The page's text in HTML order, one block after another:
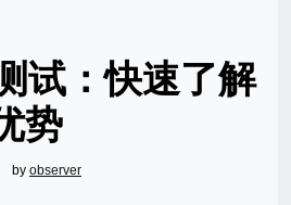
试：快速了解
势
by observer